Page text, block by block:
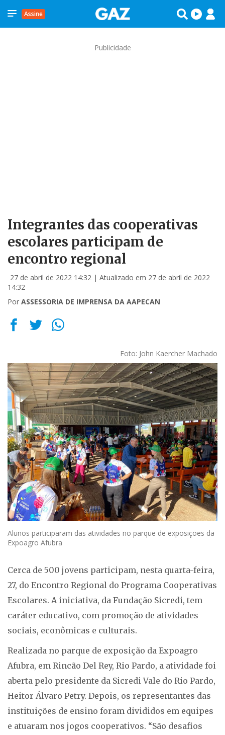
Assine
Publicidade
Integrantes das cooperativas
escolares participam de
encontro regional
27 de abril de 2022 14:32 | Atualizado em 27 de abril de 2022
14:32
Por ASSESSORIA DE IMPRENSA DA AAPECAN
Foto: John Kaercher Machado
Alunos participaram das atividades no parque de exposições da
Expoagro Afubra
Cerca de 500 jovens participam, nesta quarta-feira,
27, do Encontro Regional do Programa Cooperativas
Escolares. A iniciativa, da Fundação Sicredi, tem
caráter educativo, com promoção de atividades
sociais, econômicas e culturais.
Realizada no parque de exposição da Expoagro
Afubra, em Rincão Del Rey, Rio Pardo, a atividade foi
aberta pelo presidente da Sicredi Vale do Rio Pardo,
Heitor Álvaro Petry. Depois, os representantes das
instituições de ensino foram divididos em equipes
e atuaram nos jogos cooperativos. “São desafios